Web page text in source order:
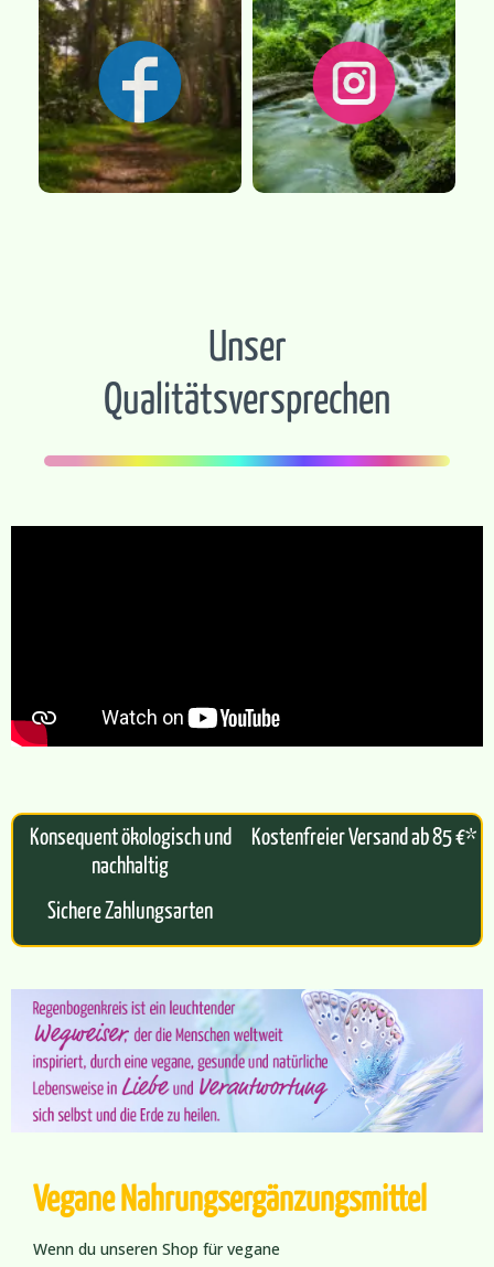
Konsequent ökologisch und
nachhaltig
Kostenfreier Versand ab 85 €*
Sichere Zahlungsarten
Vegane Nahrungsergänzungsmittel
Wenn du unseren Shop für vegane
Unser
Qualitätsversprechen